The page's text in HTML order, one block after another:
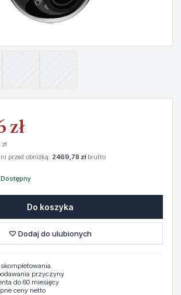
zł
przed obniżką: 2469,78 złbrutto
Do koszyka
♡ Dodaj do ulubionych
przyczyny
do 60 miesięcy
ceny netto